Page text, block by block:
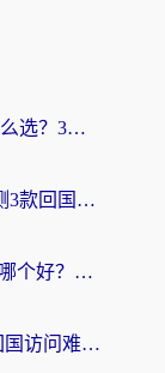
海外党必看：加速器免费vpn怎么选？3步教你无缝访问国内资源
穿梭和巨鲸哪个好？海外党亲测3款回国加速器，教你避开90%的坑
海外党必看：斧牛和快帆TV版哪个好？3分钟选对回国加速器，无缝刷B站、追热剧
海外党必看：yy vpn真能解决回国访问难题？附云极initap测评+免费方案对比